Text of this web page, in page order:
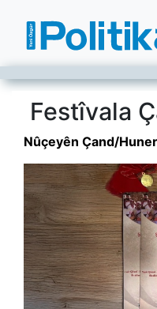
Festîvala
Nûçeyên Çand/Huner